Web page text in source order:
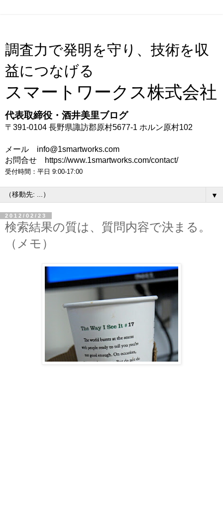
調査力で発明を守り、技術を収
益につなげる
スマートワークス株式会社
代表取締役・酒井美里ブログ
〒391-0104 長野県諏訪郡原村5677-1 ホルン原村102
メール info@1smartworks.com
お問合せ https://www.1smartworks.com/contact/
受付時間：平日 9:00-17:00
▼
2012/02/23
検索結果の質は、質問内容で決まる。
（メモ）